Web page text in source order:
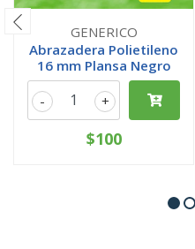
GENERICO
Abrazadera Polietileno
16 mm Plansa Negro
+
-
$100